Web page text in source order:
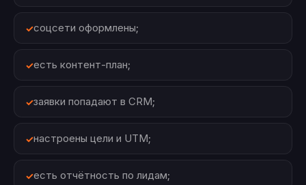
соцсети оформлены;
есть контент-план;
заявки попадают в CRM;
настроены цели и UTM;
есть отчётность по лидам;